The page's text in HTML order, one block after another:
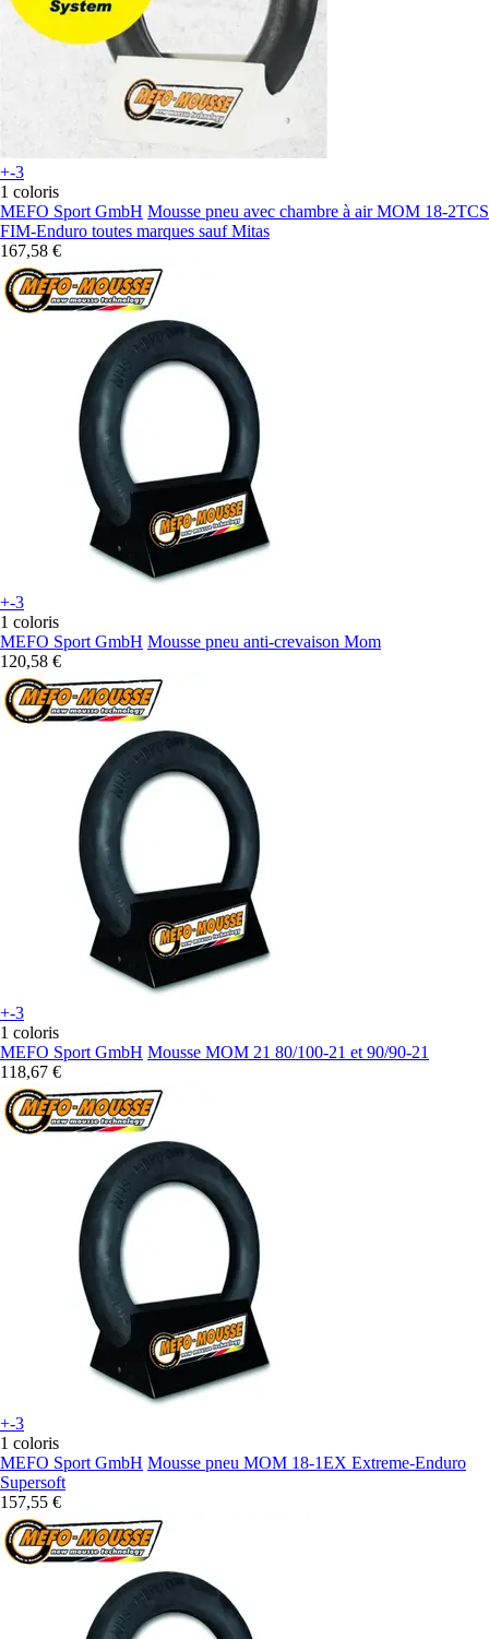
+-3
1 coloris
MEFO Sport GmbH Mousse pneu avec chambre à air MOM 18-2TCS
FIM-Enduro toutes marques sauf Mitas
167,58 €
+-3
1 coloris
MEFO Sport GmbH Mousse pneu anti-crevaison Mom
120,58 €
+-3
1 coloris
MEFO Sport GmbH Mousse MOM 21 80/100-21 et 90/90-21
118,67 €
+-3
1 coloris
MEFO Sport GmbH Mousse pneu MOM 18-1EX Extreme-Enduro
Supersoft
157,55 €